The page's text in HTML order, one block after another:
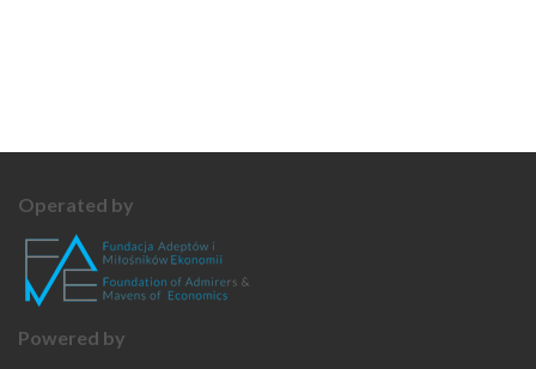
Operated by
Powered by